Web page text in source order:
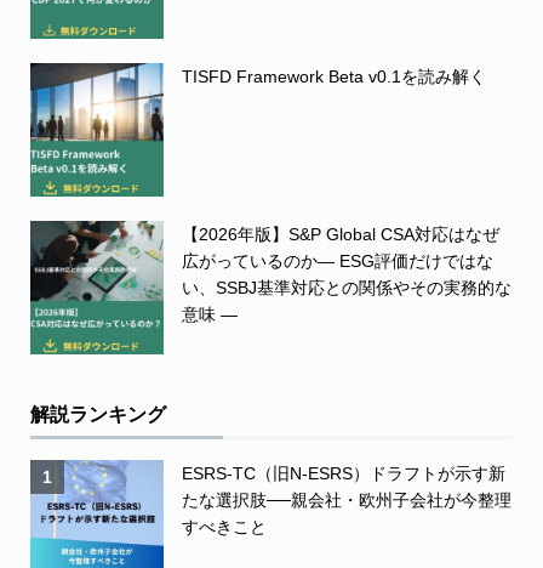
TISFD Framework Beta v0.1を読み解く
【2026年版】S&P Global CSA対応はなぜ
広がっているのか― ESG評価だけではな
い、SSBJ基準対応との関係やその実務的な
意味 ―
解説ランキング
1
ESRS-TC（旧N-ESRS）ドラフトが示す新
たな選択肢──親会社・欧州子会社が今整理
すべきこと